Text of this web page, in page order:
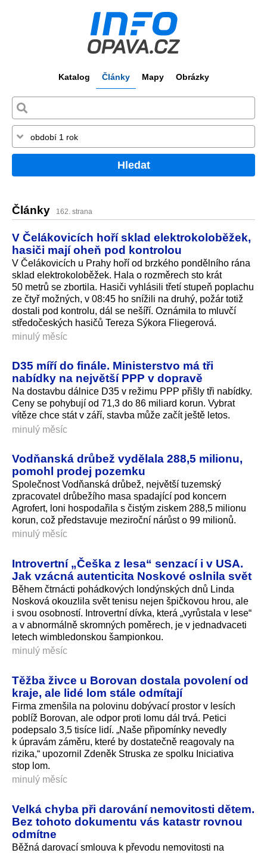
Katalog Články Mapy Obrázky
Hledat
Články 162. strana
V Čelákovicích hoří sklad elektrokoloběžek,
hasiči mají oheň pod kontrolou
V Čelákovicích u Prahy hoří od brzkého pondělního rána
sklad elektrokoloběžek. Hala o rozměrech sto krát
50 metrů se zbortila. Hasiči vyhlásili třetí stupeň poplachu
ze čtyř možných, v 08:45 ho snížili na druhý, požár totiž
dostali pod kontrolu, dál se nešíří. Oznámila to mluvčí
středočeských hasičů Tereza Sýkora Fliegerová.
minulý měsíc
D35 míří do finále. Ministerstvo má tři
nabídky na největší PPP v dopravě
Na dostavbu dálnice D35 v režimu PPP přišly tři nabídky.
Ceny se pohybují od 71,3 do 86 miliard korun. Vybrat
vítěze chce stát v září, stavba může začít ještě letos.
minulý měsíc
Vodňanská drůbež vydělala 288,5 milionu,
pomohl prodej pozemku
Společnost Vodňanská drůbež, největší tuzemský
zpracovatel drůbežího masa spadající pod koncern
Agrofert, loni hospodařila s čistým ziskem 288,5 milionu
korun, což představuje meziroční nárůst o 99 milionů.
minulý měsíc
Introvertní „Češka z lesa“ senzací i v USA.
Jak vzácná autenticita Noskové oslnila svět
Během čtrnácti pohádkových londýnských dnů Linda
Nosková okouzlila svět tenisu nejen špičkovou hrou, ale
i svou osobností. Introvertní dívka, která „vyrůstala v lese“
a v abnormálně skromných poměrech, je v jednadvaceti
letech wimbledonskou šampionkou.
minulý měsíc
Těžba živce u Borovan dostala povolení od
kraje, ale lidé lom stále odmítají
Firma zmenšila na polovinu dobývací prostor v lesích
poblíž Borovan, ale odpor proti lomu dál trvá. Petici
podepsalo 3,5 tisíce lidí. „Naše připomínky nevedly
k úpravám záměru, které by dostatečně reagovaly na
rizika,“ upozornil Zdeněk Struska ze spolku Iniciativa
stop lom.
minulý měsíc
Velká chyba při darování nemovitosti dětem.
Bez tohoto dokumentu vás katastr rovnou
odmítne
Běžná darovací smlouva k převodu nemovitosti na